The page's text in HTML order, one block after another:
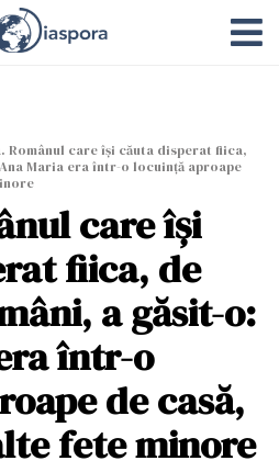
Românul care își căuta disperat fiica,
Maria era într-o locuință aproape
care își
fiica, de
a găsit-o:
într-o
de casă,
fete minore